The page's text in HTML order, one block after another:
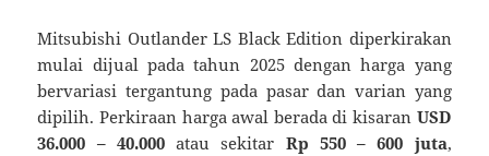
Mitsubishi Outlander LS Black Edition diperkirakan
mulai dijual pada tahun 2025 dengan harga yang
bervariasi tergantung pada pasar dan varian yang
dipilih. Perkiraan harga awal berada di kisaran USD
36.000 – 40.000atau sekitar Rp 550 – 600 juta,